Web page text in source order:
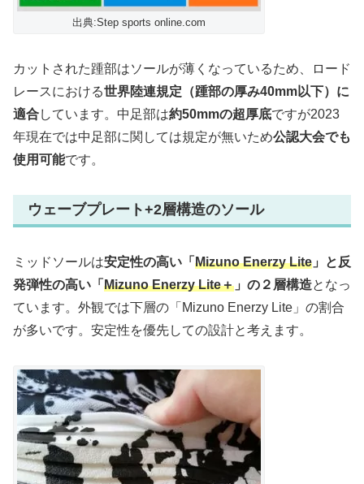
出典:Step sports online.com
カットされた踵部はソールが薄くなっているため、ロード
レースにおける世界陸連規定（踵部の厚み40mm以下）に
適合しています。 中足部は約50mmの超厚底ですが2023
年現在では中足部に関しては規定が無いため公認大会でも
使用可能です。
ウェーブプレート+2層構造のソール
ミッドソールは安定性の高い「 Mizuno Enerzy Lite 」と反
発弾性の高い「 Mizuno Enerzy Lite＋ 」の２層構造となっ
ています。外観では下層の「Mizuno Enerzy Lite」の割合
が多いです。安定性を優先しての設計と考えます。